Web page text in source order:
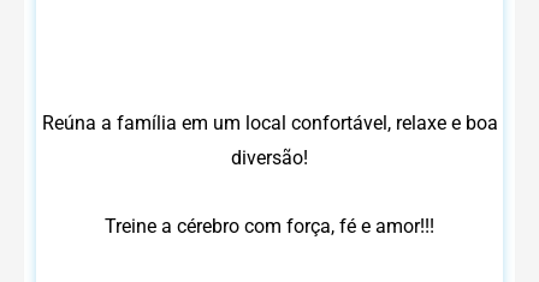
Reúna a família em um local confortável, relaxe e boa
diversão!
Treine a cérebro com força, fé e amor!!!